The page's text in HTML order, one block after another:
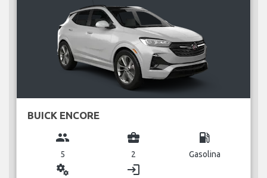
BUICK ENCORE
group
5
business_center
2
local_gas_station
Gasolina
miscellaneous_services login